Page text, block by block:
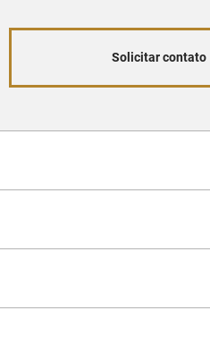
Solicitar contato
aventuras